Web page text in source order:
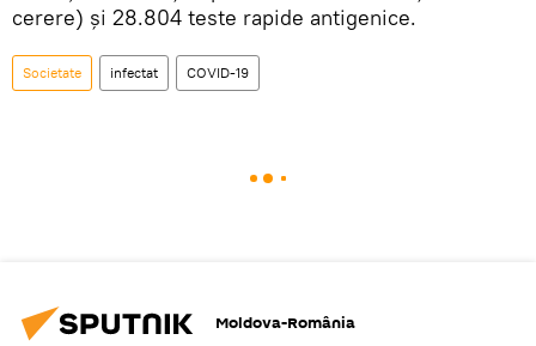
cerere) și 28.804 teste rapide antigenice.
Societate infectat COVID-19
Moldova-România